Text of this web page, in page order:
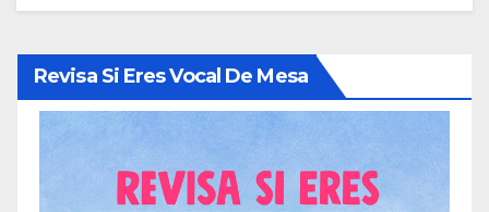
Revisa Si Eres Vocal De Mesa